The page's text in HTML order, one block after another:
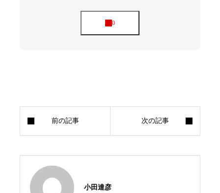
小田達彦